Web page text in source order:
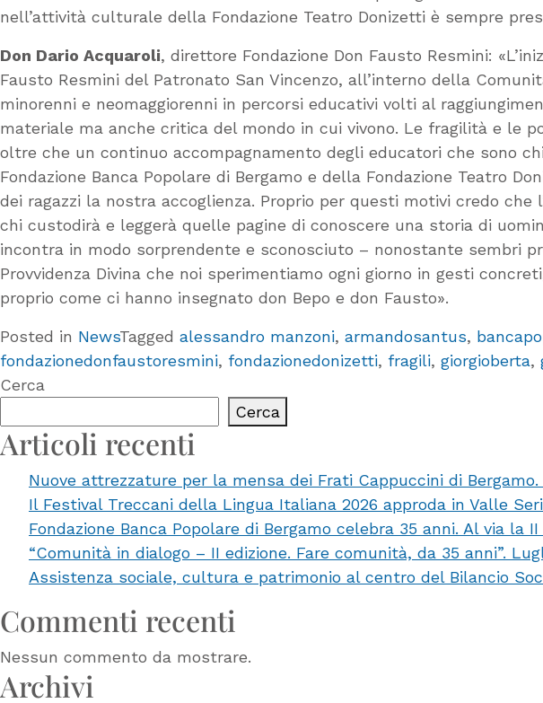
nell’attività culturale della Fondazione Teatro Donizetti è sempre
Don Dario Acquaroli, direttore Fondazione Don Fausto Resmini:
Fausto Resmini del Patronato San Vincenzo, all’interno della
minorenni e neomaggiorenni in percorsi educativi volti al
materiale ma anche critica del mondo in cui vivono. Le fragilità e le
oltre che un continuo accompagnamento degli educatori che sono
Fondazione Banca Popolare di Bergamo e della Fondazione Teatro
dei ragazzi la nostra accoglienza. Proprio per questi motivi credo
chi custodirà e leggerà quelle pagine di conoscere una storia di
incontra in modo sorprendente e sconosciuto – nonostante sembri
Provvidenza Divina che noi sperimentiamo ogni giorno in gesti
proprio come ci hanno insegnato don Bepo e don Fausto».
Posted in NewsTagged alessandro manzoni, armandosantus,
fondazionedonfaustoresmini, fondazionedonizetti, fragili, giorgioberta,
Cerca
Cerca
Articoli recenti
Nuove attrezzature per la mensa dei Frati Cappuccini di
Il Festival Treccani della Lingua Italiana 2026 approda in Valle
Fondazione Banca Popolare di Bergamo celebra 35 anni. Al via la
“Comunità in dialogo – II edizione. Fare comunità, da 35 anni”.
Assistenza sociale, cultura e patrimonio al centro del Bilancio
Commenti recenti
Nessun commento da mostrare.
Archivi